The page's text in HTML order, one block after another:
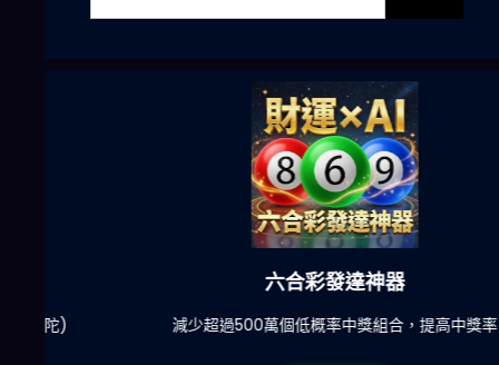
六合彩發達神器
減少超過500萬個低概率中獎組合，提高中獎率